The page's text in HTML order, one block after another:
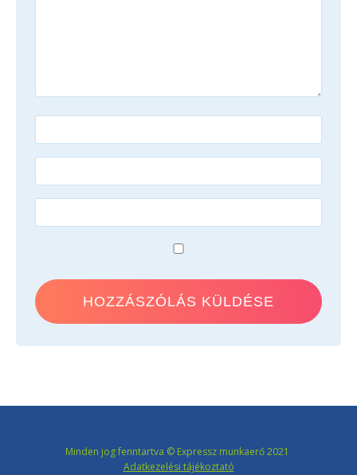
Minden jog fenntartva © Expressz munkaerő 2021
Adatkezelési tájékoztató